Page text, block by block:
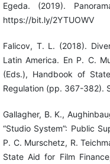
Egeda. (2019).
https://bit.ly/2YTUOWV
Falicov, T. L. (2018).
Latin America. En P. C.
(Eds.), Handbook of
Regulation (pp. 367-382).
Gallagher, B. K.,
“Studio System”: Public
P. C. Murschetz, R.
State Aid for Film